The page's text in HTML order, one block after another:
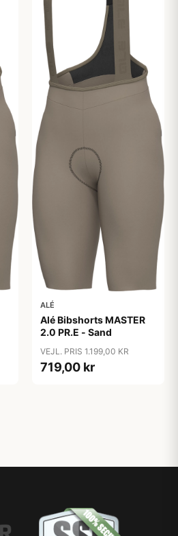
ALÉ
Alé Bibshorts MASTER
2.0 PR.E - Sand
VEJL. PRIS 1.199,00 KR
719,00 kr